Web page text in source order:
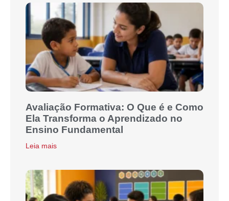
Avaliação Formativa: O Que é e Como
Ela Transforma o Aprendizado no
Ensino Fundamental
Leia mais